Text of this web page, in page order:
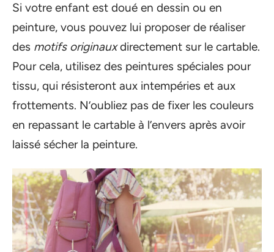
Si votre enfant est doué en dessin ou en
peinture, vous pouvez lui proposer de réaliser
des motifs originauxdirectement sur le cartable.
Pour cela, utilisez des peintures spéciales pour
tissu, qui résisteront aux intempéries et aux
frottements. N’oubliez pas de fixer les couleurs
en repassant le cartable à l’envers après avoir
laissé sécher la peinture.